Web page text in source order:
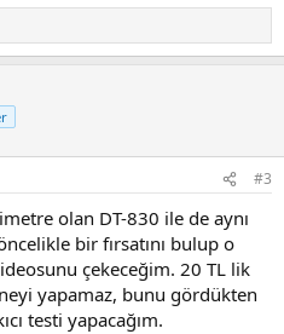
#3
olan DT-830 ile de aynı
bir fırsatını bulup o
çekeceğim. 20 TL lik
yapamaz, bunu gördükten
testi yapacağım.